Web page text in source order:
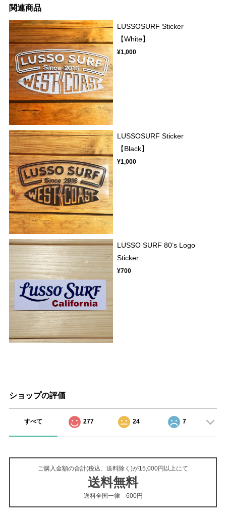
関連商品
LUSSOSURF Sticker
【White】
¥1,000
LUSSOSURF Sticker
【Black】
¥1,000
LUSSO SURF 80’s Logo
Sticker
¥700
ショップの評価
すべて 277 24 7
ご購入金額の合計(税込、送料除く)が15,000円以上にて
送料無料
送料全国一律 600円